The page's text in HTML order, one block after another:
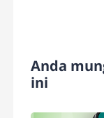
Anda
ini